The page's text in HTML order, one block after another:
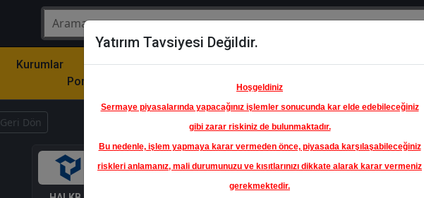
Kurumlar
Model
Portföy
Hisse
Öne
Çıkanlar
Raporlar Partnerlerimiz
Geri Dön
Yatırım Tavsiyesi Değildir.
Hoşgeldiniz
Sermaye piyasalarında yapacağınız işlemler sonucunda kar elde edebileceğiniz
gibi zarar riskiniz de bulunmaktadır.
Bu nedenle, işlem yapmaya karar vermeden önce, piyasada karşılaşabileceğiniz
riskleri anlamanız, mali durumunuzu ve kısıtlarınızı dikkate alarak karar vermeniz
gerekmektedir.